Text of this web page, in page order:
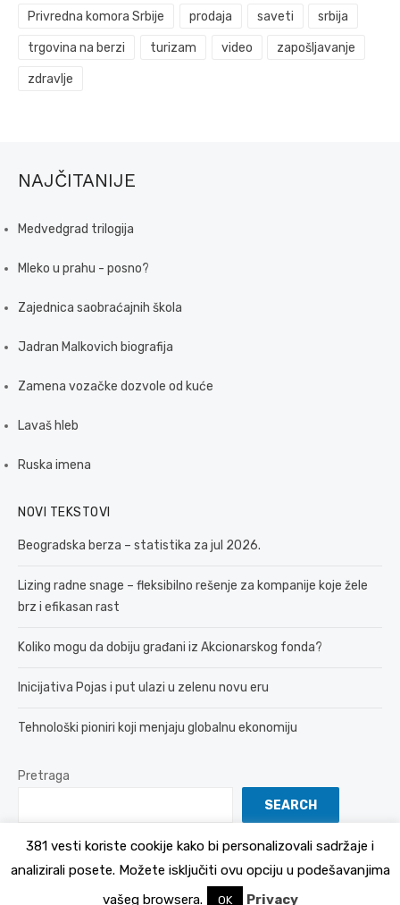
Privredna komora Srbije prodaja saveti srbija
trgovina na berzi turizam video zapošljavanje
zdravlje
NAJČITANIJE
Medvedgrad trilogija
Mleko u prahu - posno?
Zajednica saobraćajnih škola
Jadran Malkovich biografija
Zamena vozačke dozvole od kuće
Lavaš hleb
Ruska imena
NOVI TEKSTOVI
Beogradska berza – statistika za jul 2026.
Lizing radne snage – fleksibilno rešenje za kompanije koje žele
brz i efikasan rast
Koliko mogu da dobiju građani iz Akcionarskog fonda?
Inicijativa Pojas i put ulazi u zelenu novu eru
Tehnološki pioniri koji menjaju globalnu ekonomiju
Pretraga
SEARCH
Politika Privatnosti
381 vesti koriste cookije kako bi personalizovali sadržaje i
analizirali posete. Možete isključiti ovu opciju u podešavanjima
vašeg browsera.
OK Privacy